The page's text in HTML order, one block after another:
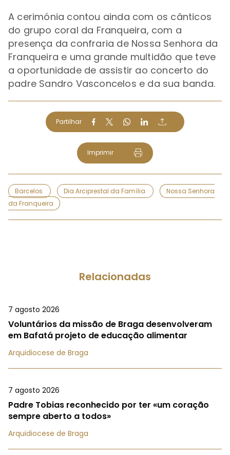
A cerimónia contou ainda com os cânticos
do grupo coral da Franqueira, com a
presença da confraria de Nossa Senhora da
Franqueira e uma grande multidão que teve
a oportunidade de assistir ao concerto do
padre Sandro Vasconcelos e da sua banda.
Partilhar
Imprimir
Barcelos Dia Arciprestal da Família
Nossa Senhora
da Franqueira
Relacionadas
7 agosto 2026
Voluntários da missão de Braga desenvolveram
em Bafatá projeto de educação alimentar
Arquidiocese de Braga
7 agosto 2026
Padre Tobias reconhecido por ter «um coração
sempre aberto a todos»
Arquidiocese de Braga